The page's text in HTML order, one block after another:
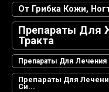
От Грибка Кожи,
Препараты Для
Тракта
Препараты Для
Препараты Для
Си...